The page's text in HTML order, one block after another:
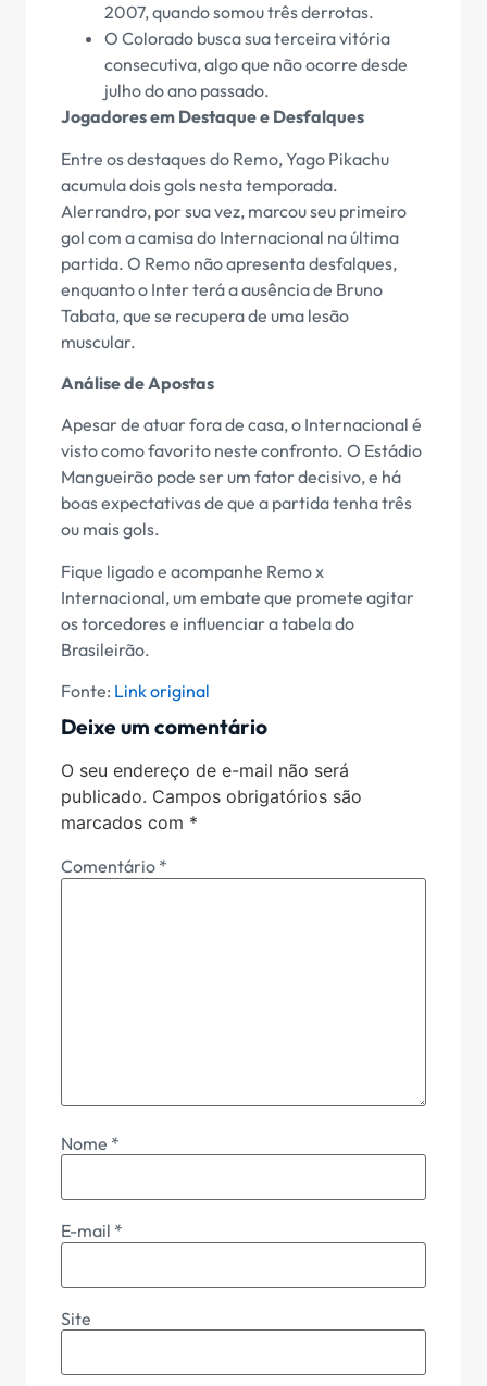
2007, quando somou três derrotas.
O Colorado busca sua terceira vitória
consecutiva, algo que não ocorre desde
julho do ano passado.
Jogadores em Destaque e Desfalques
Entre os destaques do Remo, Yago Pikachu
acumula dois gols nesta temporada.
Alerrandro, por sua vez, marcou seu primeiro
gol com a camisa do Internacional na última
partida. O Remo não apresenta desfalques,
enquanto o Inter terá a ausência de Bruno
Tabata, que se recupera de uma lesão
muscular.
Análise de Apostas
Apesar de atuar fora de casa, o Internacional é
visto como favorito neste confronto. O Estádio
Mangueirão pode ser um fator decisivo, e há
boas expectativas de que a partida tenha três
ou mais gols.
Fique ligado e acompanhe Remo x
Internacional, um embate que promete agitar
os torcedores e influenciar a tabela do
Brasileirão.
Fonte: Link original
Deixe um comentário
O seu endereço de e-mail não será
publicado. Campos obrigatórios são
marcados com *
Comentário *
Nome *
E-mail *
Site